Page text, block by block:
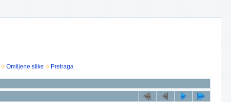
Omiljene slike Pretraga